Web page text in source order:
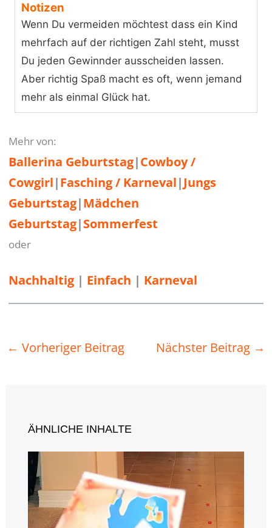
Notizen
Wenn Du vermeiden möchtest dass ein Kind
mehrfach auf der richtigen Zahl steht, musst
Du jeden Gewinnder ausscheiden lassen.
Aber richtig Spaß macht es oft, wenn jemand
mehr als einmal Glück hat.
Mehr von:
Ballerina Geburtstag|Cowboy /
Cowgirl|Fasching / Karneval|Jungs
Geburtstag|Mädchen
Geburtstag|Sommerfest
oder
Nachhaltig | Einfach | Karneval
← Vorheriger Beitrag Nächster Beitrag →
ÄHNLICHE INHALTE